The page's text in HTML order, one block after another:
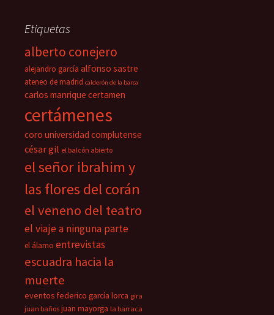
Etiquetas
alberto conejero
alejandro garcía alfonso sastre
ateneo de madrid calderón de la barca
carlos manrique certamen
certámenes
coro universidad complutense
césar gil el balcón abierto
el señor ibrahim y
las flores del corán
el veneno del teatro
el viaje a ninguna parte
el álamo entrevistas
escuadra hacia la
muerte
eventos federico garcía lorca gira
juan baños juan mayorga la barraca